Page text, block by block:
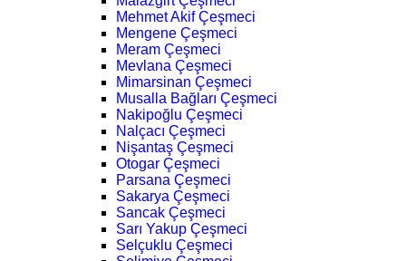
Mehmet Akif Çeşmeci
Mengene Çeşmeci
Meram Çeşmeci
Mevlana Çeşmeci
Mimarsinan Çeşmeci
Musalla Bağları Çeşmeci
Nakipoğlu Çeşmeci
Nalçacı Çeşmeci
Nişantaş Çeşmeci
Otogar Çeşmeci
Parsana Çeşmeci
Sakarya Çeşmeci
Sancak Çeşmeci
Sarı Yakup Çeşmeci
Selçuklu Çeşmeci